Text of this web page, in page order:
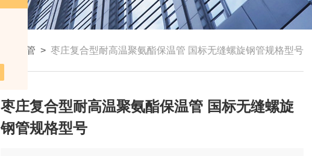
保温管 > 枣庄复合型耐高温聚氨酯保温管 国标无缝螺旋钢管规格型号
枣庄复合型耐高温聚氨酯保温管 国标无缝螺旋
钢管规格型号